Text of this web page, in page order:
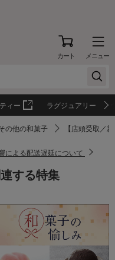
カート メニュー
ィー ラグジュアリー
の他の和菓子 【店頭受取／
による配送遅延について
する特集